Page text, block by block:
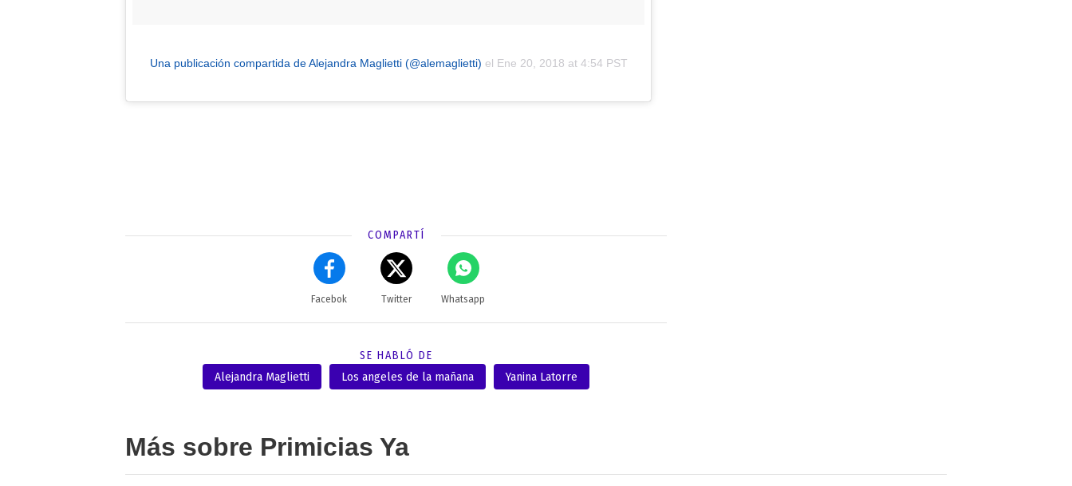
Una publicación compartida de Alejandra Maglietti (@alemaglietti) el Ene 20, 2018 at 4:54 PST
COMPARTÍ
Facebok Twitter Whatsapp
SE HABLÓ DE
Alejandra Maglietti
Los angeles de la mañana Yanina Latorre
Más sobre Primicias Ya